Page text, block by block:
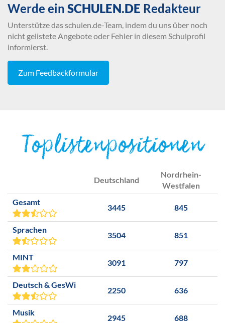
Werde ein SCHULEN.DE Redakteur
Unterstütze das schulen.de-Team, indem du uns über noch
nicht gelistete Angebote oder Fehler in diesem Schulprofil
informierst.
Zum Feedbackformular
Toplistenpositionen
Deutschland
Nordrhein-
Westfalen
Gesamt
3445 845
Sprachen
3504 851
MINT
3091 797
Deutsch & GesWi
2250 636
Musik
2945 688